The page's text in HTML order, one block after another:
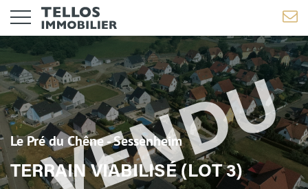
Le Pré du Chêne - Sessenheim
TERRAIN VIABILISÉ (LOT 3)